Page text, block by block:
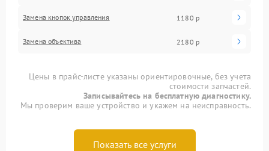
Замена кнопок управления 1180 р
Замена объектива 2180 р
Цены в прайс-листе указаны ориентировочные, без учета
стоимости запчастей.
Записывайтесь на бесплатную диагностику.
Мы проверим ваше устройство и укажем на неисправность.
Показать все услуги